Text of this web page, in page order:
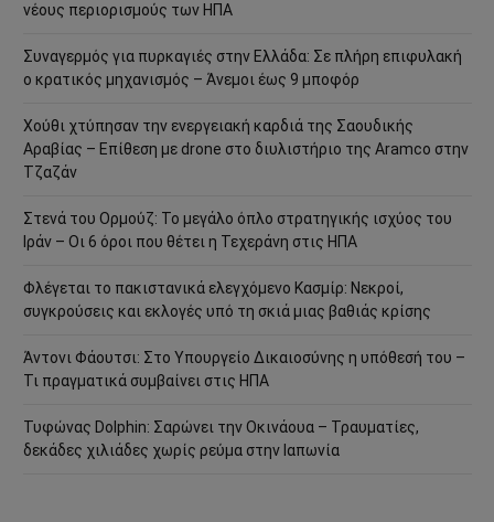
νέους περιορισμούς των ΗΠΑ
Συναγερμός για πυρκαγιές στην Ελλάδα: Σε πλήρη επιφυλακή
ο κρατικός μηχανισμός – Άνεμοι έως 9 μποφόρ
Χούθι χτύπησαν την ενεργειακή καρδιά της Σαουδικής
Αραβίας – Επίθεση με drone στο διυλιστήριο της Aramco στην
Τζαζάν
Στενά του Ορμούζ: Το μεγάλο όπλο στρατηγικής ισχύος του
Ιράν – Οι 6 όροι που θέτει η Τεχεράνη στις ΗΠΑ
Φλέγεται το πακιστανικά ελεγχόμενο Κασμίρ: Νεκροί,
συγκρούσεις και εκλογές υπό τη σκιά μιας βαθιάς κρίσης
Άντονι Φάουτσι: Στο Υπουργείο Δικαιοσύνης η υπόθεσή του –
Τι πραγματικά συμβαίνει στις ΗΠΑ
Τυφώνας Dolphin: Σαρώνει την Οκινάουα – Τραυματίες,
δεκάδες χιλιάδες χωρίς ρεύμα στην Ιαπωνία